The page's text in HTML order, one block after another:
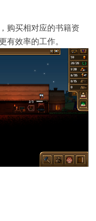
购买相对应的书籍资
有效率的工作。